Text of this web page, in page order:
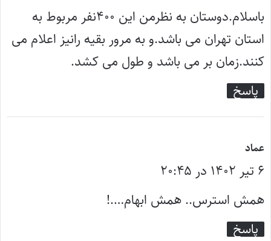
ت
:
باسلام.دوستان به نظرمن این ۴۰۰نفر مربوط به
استان تهران می باشد.و به مرور بقیه رانیز اعلام می
کنند.زمان بر می باشد و طول می کشد.
پاسخ
عماد
ف
ت
:
۶ تیر ۱۴۰۲ در ۲۰:۴۵
همش استرس.. همش ابهام….!
پاسخ